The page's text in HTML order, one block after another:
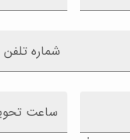
شماره تلفن
ساعت